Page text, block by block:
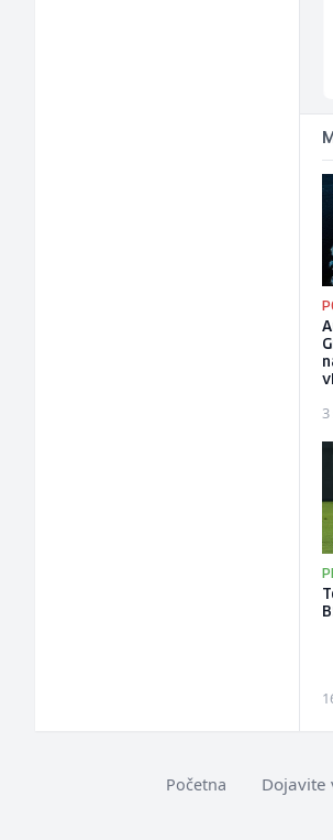
3
Početna Dojavite